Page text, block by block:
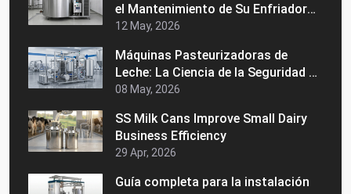
el Mantenimiento de Su Enfriador
de Leche a Granel?
12 May, 2026
Máquinas Pasteurizadoras de
Leche: La Ciencia de la Seguridad y
la Vida Útil
08 May, 2026
SS Milk Cans Improve Small Dairy
Business Efficiency
29 Apr, 2026
Guía completa para la instalación